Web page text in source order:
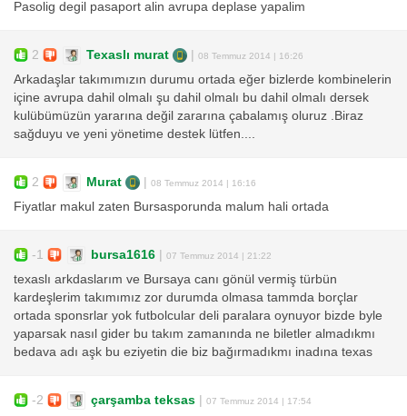
Pasolig degil pasaport alin avrupa deplase yapalim
2 Texaslı murat | 08 Temmuz 2014 | 16:26
Arkadaşlar takımımızın durumu ortada eğer bizlerde kombinelerin
içine avrupa dahil olmalı şu dahil olmalı bu dahil olmalı dersek
kulübümüzün yararına değil zararına çabalamış oluruz .Biraz
sağduyu ve yeni yönetime destek lütfen....
2 Murat | 08 Temmuz 2014 | 16:16
Fiyatlar makul zaten Bursasporunda malum hali ortada
-1 bursa1616 | 07 Temmuz 2014 | 21:22
texaslı arkdaslarım ve Bursaya canı gönül vermiş türbün
kardeşlerim takımımız zor durumda olmasa tammda borçlar
ortada sponsrlar yok futbolcular deli paralara oynuyor bizde byle
yaparsak nasıl gider bu takım zamanında ne biletler almadıkmı
bedava adı aşk bu eziyetin die biz bağırmadıkmı inadına texas
-2 çarşamba teksas | 07 Temmuz 2014 | 17:54